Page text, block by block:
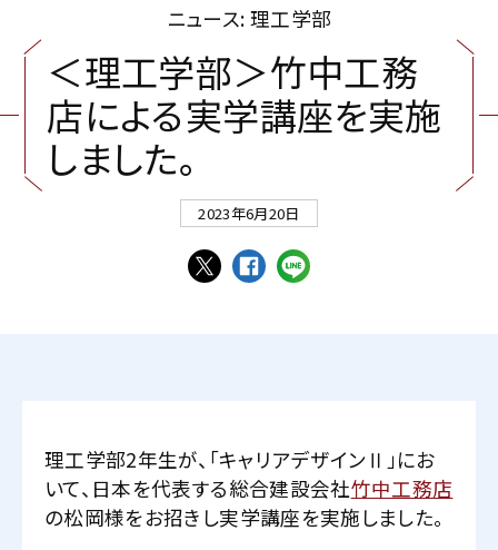
ニュース: 理工学部
＜理工学部＞竹中工務
店による実学講座を実施
しました。
2023年6月20日
理工学部2年生が、「キャリアデザインⅡ」にお
いて、日本を代表する総合建設会社竹中工務店
の松岡様をお招きし実学講座を実施しました。